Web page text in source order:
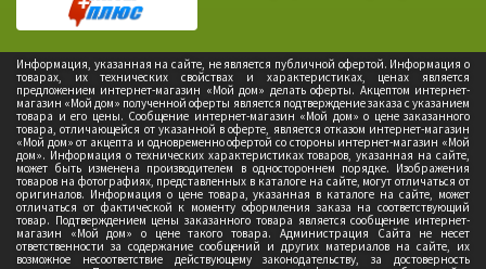
Информация, указанная на сайте, не является публичной офертой. Информация о
товарах, их технических свойствах и характеристиках, ценах является
предложением интернет-магазин «Мой дом» делать оферты. Акцептом интернет-
магазин «Мой дом» полученной оферты является подтверждение заказа с указанием
товара и его цены. Сообщение интернет-магазин «Мой дом» о цене заказанного
товара, отличающейся от указанной в оферте, является отказом интернет-магазин
«Мой дом» от акцепта и одновременно офертой со стороны интернет-магазин «Мой
дом». Информация о технических характеристиках товаров, указанная на сайте,
может быть изменена производителем в одностороннем порядке. Изображения
товаров на фотографиях, представленных в каталоге на сайте, могут отличаться от
оригиналов. Информация о цене товара, указанная в каталоге на сайте, может
отличаться от фактической к моменту оформления заказа на соответствующий
товар. Подтверждением цены заказанного товара является сообщение интернет-
магазин «Мой дом» о цене такого товара. Администрация Сайта не несет
ответственности за содержание сообщений и других материалов на сайте, их
возможное несоответствие действующему законодательству, за достоверность